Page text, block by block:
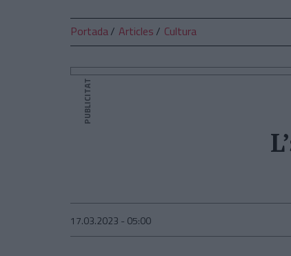
Portada Articles Cultura
PUBLICITAT
17.03.2023 - 05:00